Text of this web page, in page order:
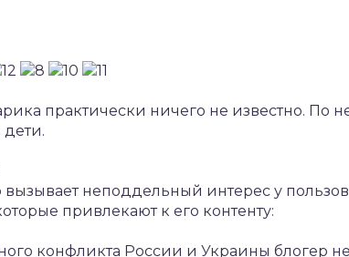
практически ничего не известно. По
дети.
вызывает неподдельный интерес у
привлекают к его контенту:
конфликта России и Украины блогер